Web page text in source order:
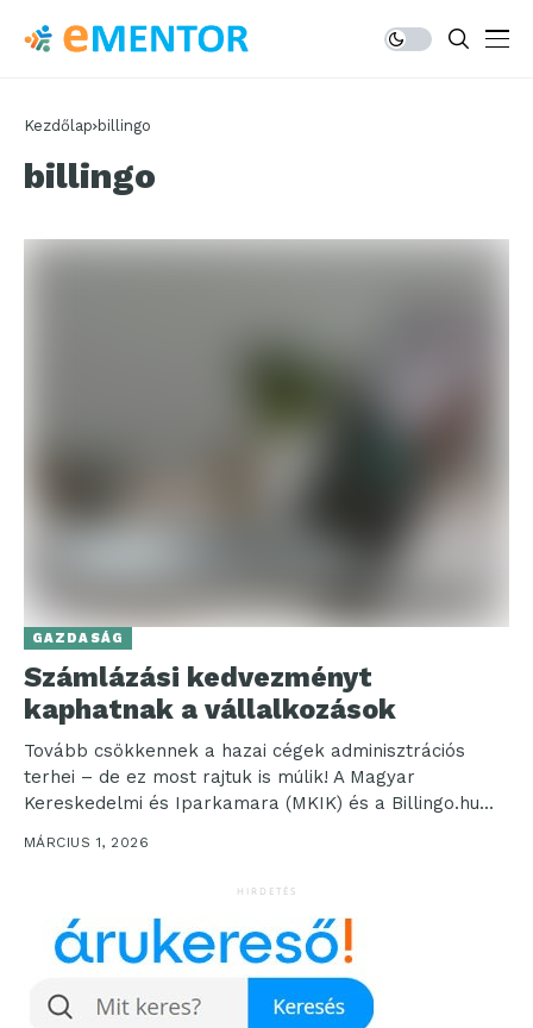
Kezdőlap billingo
billingo
GAZDASÁG
Számlázási kedvezményt
kaphatnak a vállalkozások
Tovább csökkennek a hazai cégek adminisztrációs
terhei – de ez most rajtuk is múlik! A Magyar
Kereskedelmi és Iparkamara (MKIK) és a Billingo.hu...
MÁRCIUS 1, 2026
HIRDETÉS